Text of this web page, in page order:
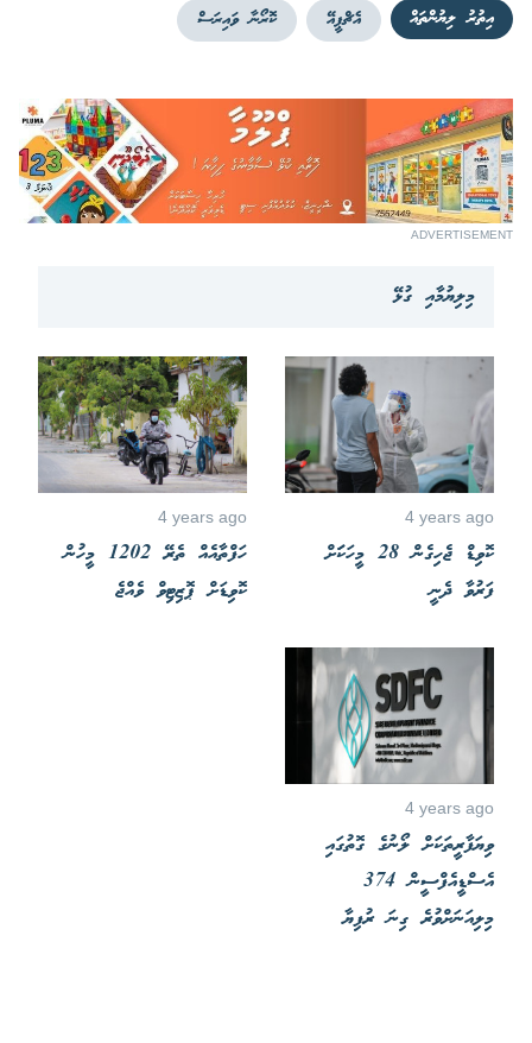
އިތުރު ލިޔުންތައް އެޗްޕީއޭ ކޮރޯނާ ވައިރަސް
ADVERTISEMENT
މިލިޔުމާއި ގުޅޭ
4 years ago
ކޮވިޑް ޖެހިގެން 28 މީހަކަަށް
ފަރުވާ ދެނީ
4 years ago
ހަފްތާއެއް ތެރޭ 1202 މީހުން
ކޮވިޑަށް ޕޮޒިޓިވް ވެއްޖެ
4 years ago
ވިޔަފާރީތަކަށް ލޯނުގެ ގޮތުގައި
އެސްޑީއެފްސީން 374
މިލިއަނަށްވުރެ ގިނަ ރުފިޔާ